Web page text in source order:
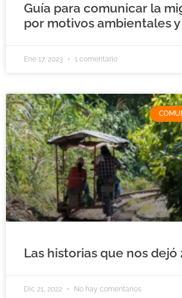
Guía para comunicar la
por motivos ambientales
Ene 17, 2023 1 comentario
Las historias que nos dejó
Dic 21, 2022 No hay comentarios